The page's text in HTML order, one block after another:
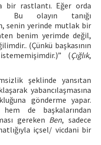
bir rastlantı. Eğer orda
Bu olayın tanığı
senin yerinde mutlak bir
benim yerimde değil,
(Çünkü başkasının
(Çığlık,
şeklinde yansıtan
yabancılaşmasına
gönderme yapar.
hem de başkalarından
gereken Ben, sadece
içsel/ vicdani bir